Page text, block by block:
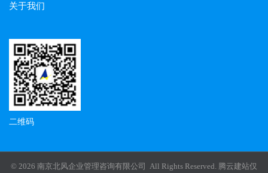
关于我们
二维码
© 2026 南京北风企业管理咨询有限公司 All Rights Reserved. 腾云建站仅